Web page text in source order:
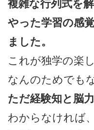
複雑な行列式を
やった学習の感
ました。
これが独学の楽
なんのためでも
ただ経験知と脳
わからなければ